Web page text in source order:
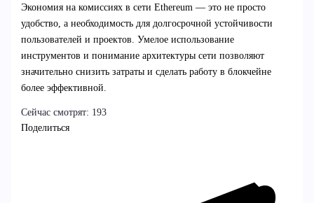
Экономия на комиссиях в сети Ethereum — это не просто
удобство, а необходимость для долгосрочной устойчивости
пользователей и проектов. Умелое использование
инструментов и понимание архитектуры сети позволяют
значительно снизить затраты и сделать работу в блокчейне
более эффективной.
Сейчас смотрят: 193
Поделиться